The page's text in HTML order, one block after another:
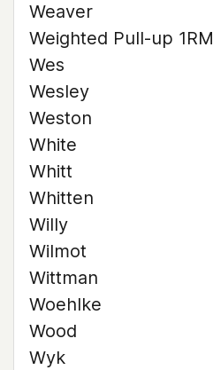
Weaver
Weighted Pull-up 1RM
Wes
Wesley
Weston
White
Whitt
Whitten
Willy
Wilmot
Wittman
Woehlke
Wood
Wyk